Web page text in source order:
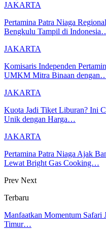
JAKARTA
Pertamina Patra Niaga
Bengkulu Tampil di
JAKARTA
Komisaris Independen
UMKM Mitra Binaan
JAKARTA
Kuota Jadi Tiket Liburan? Ini
Unik dengan Harga…
JAKARTA
Pertamina Patra Niaga Ajak
Lewat Bright Gas Cooking…
Prev Next
Terbaru
Manfaatkan Momentum Safari
Timur…